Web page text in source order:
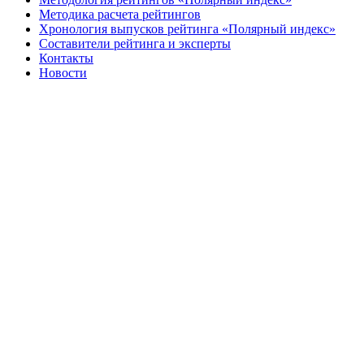
Методика расчета рейтингов
Хронология выпусков рейтинга «Полярный индекс»
Составители рейтинга и эксперты
Контакты
Новости